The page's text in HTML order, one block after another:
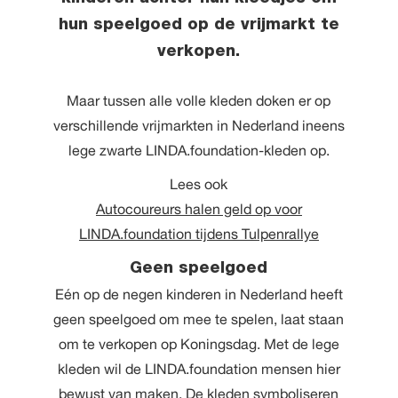
hun speelgoed op de vrijmarkt te
verkopen.
Maar tussen alle volle kleden doken er op
verschillende vrijmarkten in Nederland ineens
lege zwarte LINDA.foundation-kleden op.
Lees ook
Autocoureurs halen geld op voor
LINDA.foundation tijdens Tulpenrallye
Geen speelgoed
Eén op de negen kinderen in Nederland heeft
geen speelgoed om mee te spelen, laat staan
om te verkopen op Koningsdag. Met de lege
kleden wil de LINDA.foundation mensen hier
bewust van maken. De kleden symboliseren